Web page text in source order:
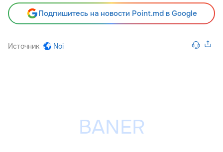
Подпишитесь на новости Point.md в Google
Источник Noi